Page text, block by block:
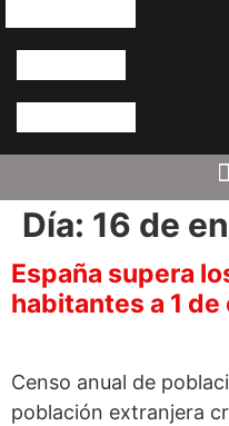
Día: 16 de
España supera
habitantes a 1
Censo anual de
población extranjera